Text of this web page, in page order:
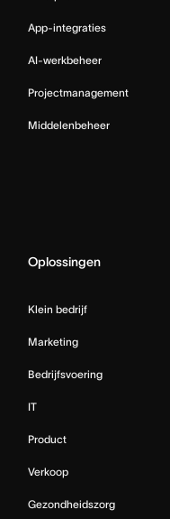
App-integraties
AI-werkbeheer
Projectmanagement
Middelenbeheer
Oplossingen
Klein bedrijf
Marketing
Bedrijfsvoering
IT
Product
Verkoop
Gezondheidszorg